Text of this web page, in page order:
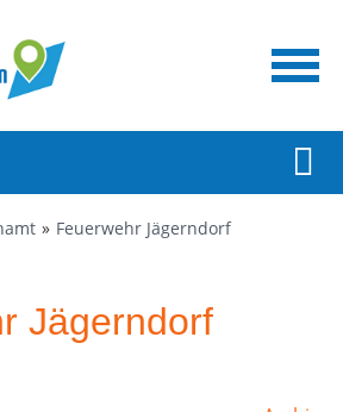
Feuerwehr Jägerndorf
Jägerndorf